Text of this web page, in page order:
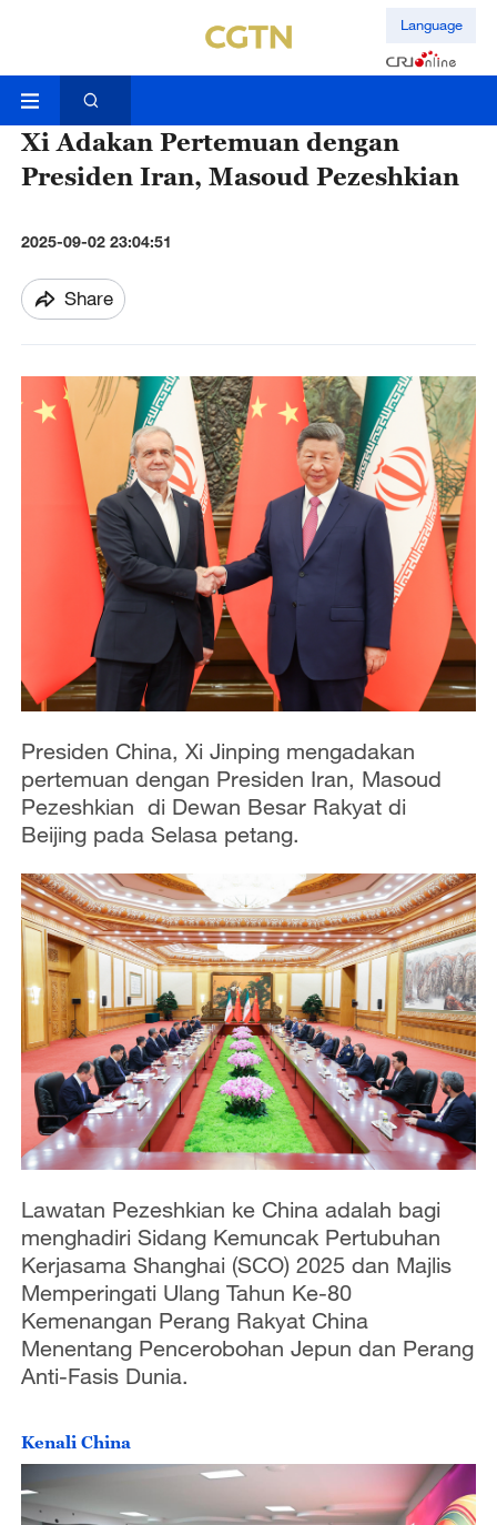
Language
Xi Adakan Pertemuan dengan
Presiden Iran, Masoud Pezeshkian
2025-09-02 23:04:51
Share
Presiden China, Xi Jinping mengadakan
pertemuan dengan Presiden Iran, Masoud
Pezeshkian di Dewan Besar Rakyat di
Beijing pada Selasa petang.
Lawatan Pezeshkian ke China adalah bagi
menghadiri Sidang Kemuncak Pertubuhan
Kerjasama Shanghai (SCO) 2025 dan Majlis
Memperingati Ulang Tahun Ke-80
Kemenangan Perang Rakyat China
Menentang Pencerobohan Jepun dan Perang
Anti-Fasis Dunia.
Kenali China